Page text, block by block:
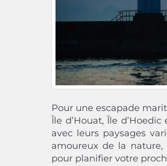
Pour une escapade
Île d’Houat, Île
avec leurs paysages
amoureux de la
pour planifier votre